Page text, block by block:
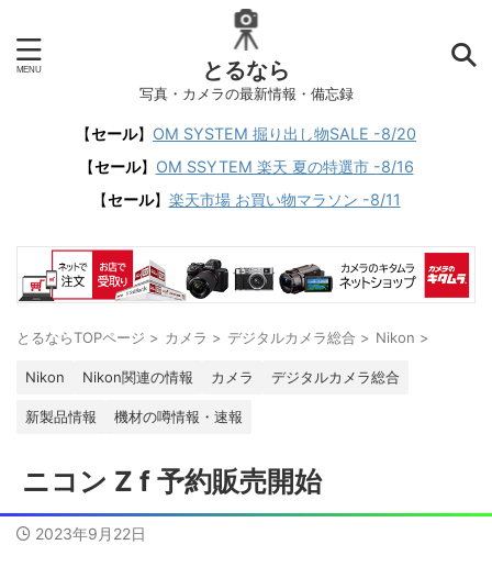
とるなら
写真・カメラの最新情報・備忘録
【セール】 OM SYSTEM 掘り出し物SALE -8/20
【セール】 OM SSYTEM 楽天 夏の特選市 -8/16
【セール】 楽天市場 お買い物マラソン -8/11
とるならTOPページ > カメラ > デジタルカメラ総合 > Nikon >
Nikon Nikon関連の情報 カメラ デジタルカメラ総合
新製品情報 機材の噂情報・速報
ニコン Z f 予約販売開始
2023年9月22日